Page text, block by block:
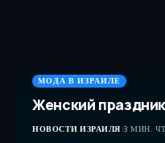
МОДА В ИЗРАИЛЕ
Женский
НОВОСТИ ИЗРАИЛЯ 3 МИН.